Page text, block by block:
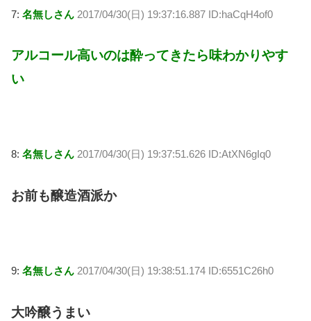
7: 名無しさん 2017/04/30(日) 19:37:16.887 ID:haCqH4of0
アルコール高いのは酔ってきたら味わかりやす
い
8: 名無しさん 2017/04/30(日) 19:37:51.626 ID:AtXN6gIq0
お前も醸造酒派か
9: 名無しさん 2017/04/30(日) 19:38:51.174 ID:6551C26h0
大吟醸うまい